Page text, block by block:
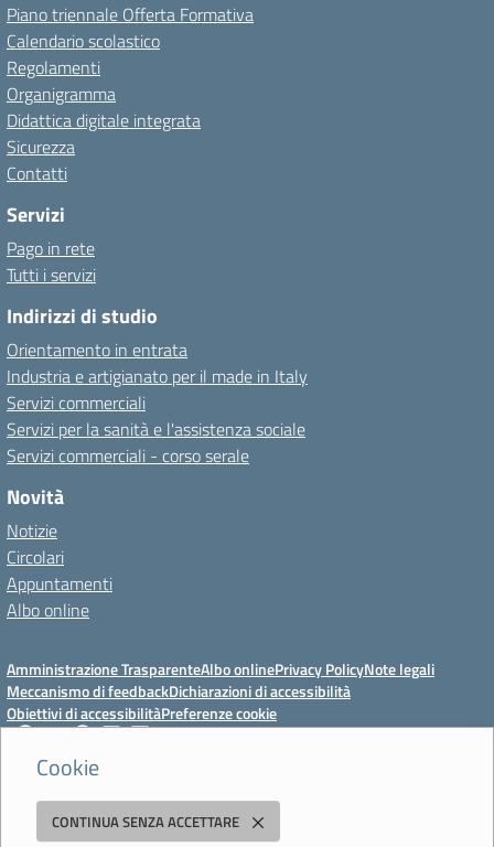
Cookie
CONTINUA SENZA ACCETTARE
Piano triennale Offerta Formativa
Calendario scolastico
Regolamenti
Organigramma
Didattica digitale integrata
Sicurezza
Contatti
Servizi
Pago in rete
Tutti i servizi
Indirizzi di studio
Orientamento in entrata
Industria e artigianato per il made in Italy
Servizi commerciali
Servizi per la sanità e l'assistenza sociale
Servizi commerciali - corso serale
Novità
Notizie
Circolari
Appuntamenti
Albo online
Amministrazione TrasparenteAlbo onlinePrivacy PolicyNote legali
Meccanismo di feedbackDichiarazioni di accessibilità
Obiettivi di accessibilitàPreferenze cookie
Istituto Professionale Statale Socio-Commerciale-Artigianale "Cattaneo -
Deledda"